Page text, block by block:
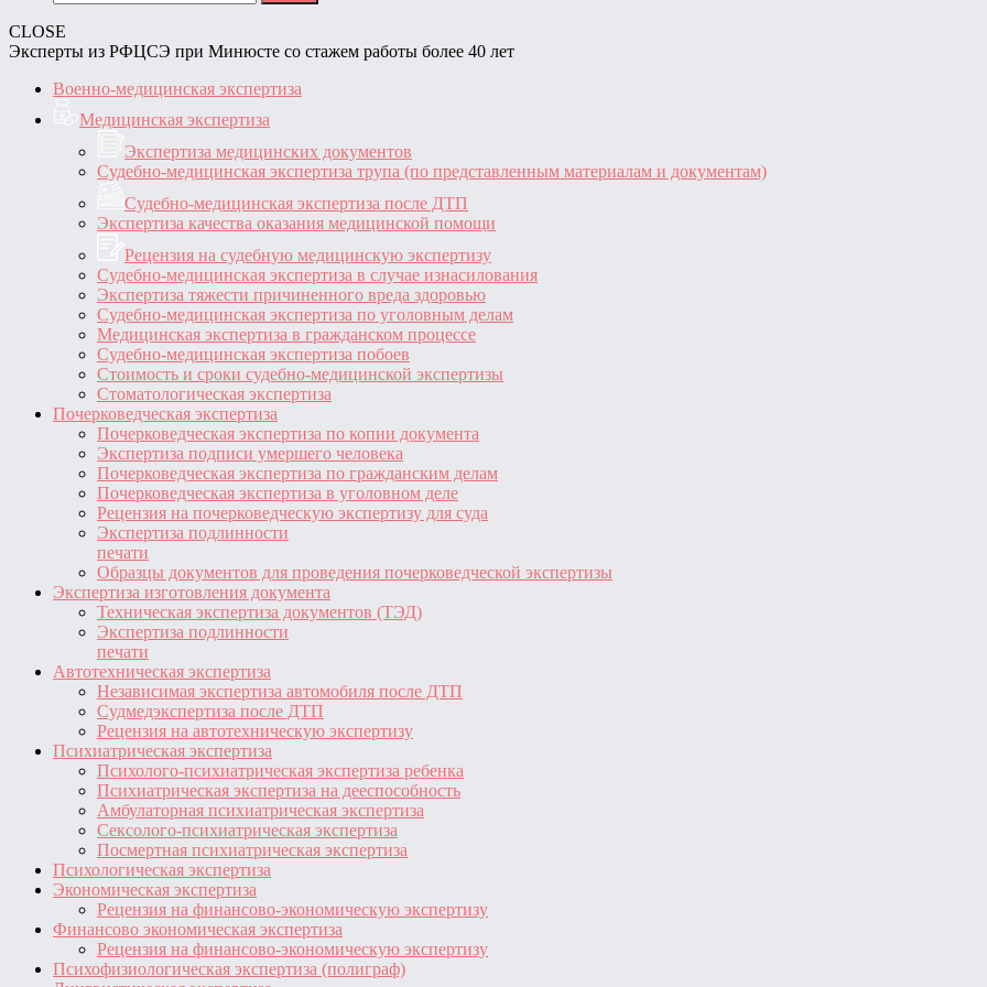
CLOSE
Эксперты из РФЦСЭ при Минюсте со стажем работы более 40 лет
Военно-медицинская экспертиза
Медицинская экспертиза
Экспертиза медицинских документов
Судебно-медицинская экспертиза трупа (по представленным материалам и документам)
Судебно-медицинская экспертиза после ДТП
Экспертиза качества оказания медицинской помощи
Рецензия на судебную медицинскую экспертизу
Судебно-медицинская экспертиза в случае изнасилования
Экспертиза тяжести причиненного вреда здоровью
Судебно-медицинская экспертиза по уголовным делам
Медицинская экспертиза в гражданском процессе
Судебно-медицинская экспертиза побоев
Стоимость и сроки судебно-медицинской экспертизы
Стоматологическая экспертиза
Почерковедческая экспертиза
Почерковедческая экспертиза по копии документа
Экспертиза подписи умершего человека
Почерковедческая экспертиза по гражданским делам
Почерковедческая экспертиза в уголовном деле
Рецензия на почерковедческую экспертизу для суда
Экспертиза подлинности
печати
Образцы документов для проведения почерковедческой экспертизы
Экспертиза изготовления документа
Техническая экспертиза документов (ТЭД)
Экспертиза подлинности
печати
Автотехническая экспертиза
Независимая экспертиза автомобиля после ДТП
Судмедэкспертиза после ДТП
Рецензия на автотехническую экспертизу
Психиатрическая экспертиза
Психолого-психиатрическая экспертиза ребенка
Психиатрическая экспертиза на дееспособность
Амбулаторная психиатрическая экспертиза
Сексолого-психиатрическая экспертиза
Посмертная психиатрическая экспертиза
Психологическая экспертиза
Экономическая экспертиза
Рецензия на финансово-экономическую экспертизу
Финансово экономическая экспертиза
Рецензия на финансово-экономическую экспертизу
Психофизиологическая экспертиза (полиграф)